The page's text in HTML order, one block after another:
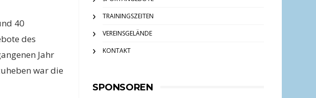
40
des
Jahr
war die
TRAININGSZEITEN
VEREINSGELÄNDE
KONTAKT
SPONSOREN